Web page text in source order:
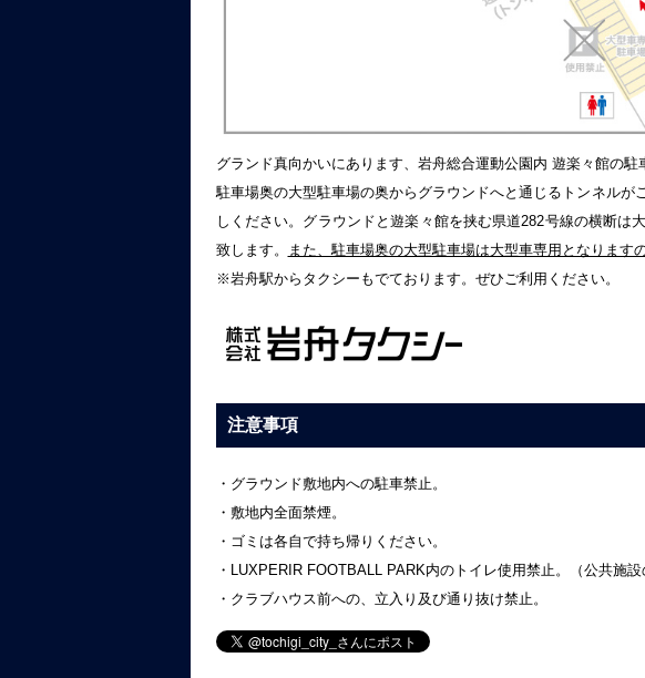
グランド真向かいにあります、岩舟総合運動公園内 遊楽々館の駐
駐車場奥の大型駐車場の奥からグラウンドへと通じるトンネルが
しください。グラウンドと遊楽々館を挟む県道282号線の横断は
致します。
また、駐車場奥の大型駐車場は大型車専用となります
※岩舟駅からタクシーもでております。ぜひご利用ください。
注意事項
・グラウンド敷地内への駐車禁止。
・敷地内全面禁煙。
・ゴミは各自で持ち帰りください。
・LUXPERIR FOOTBALL PARK内のトイレ使用禁止。（公共施設
・クラブハウス前への、立入り及び通り抜け禁止。